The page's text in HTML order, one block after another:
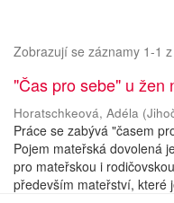
Zobrazují se záznamy 1-1 z
"Čas pro sebe" u žen
Horatschkeová, Adéla (
Práce se zabývá "časem
Pojem mateřská dovolená
pro mateřskou i
především mateřství, které